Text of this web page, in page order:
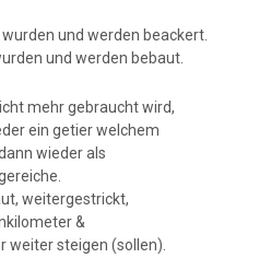
und werden beackert.
und werden bebaut.
mehr gebraucht wird,
ein getier welchem
wieder als
weitergestrickt,
&
weiter steigen (sollen).